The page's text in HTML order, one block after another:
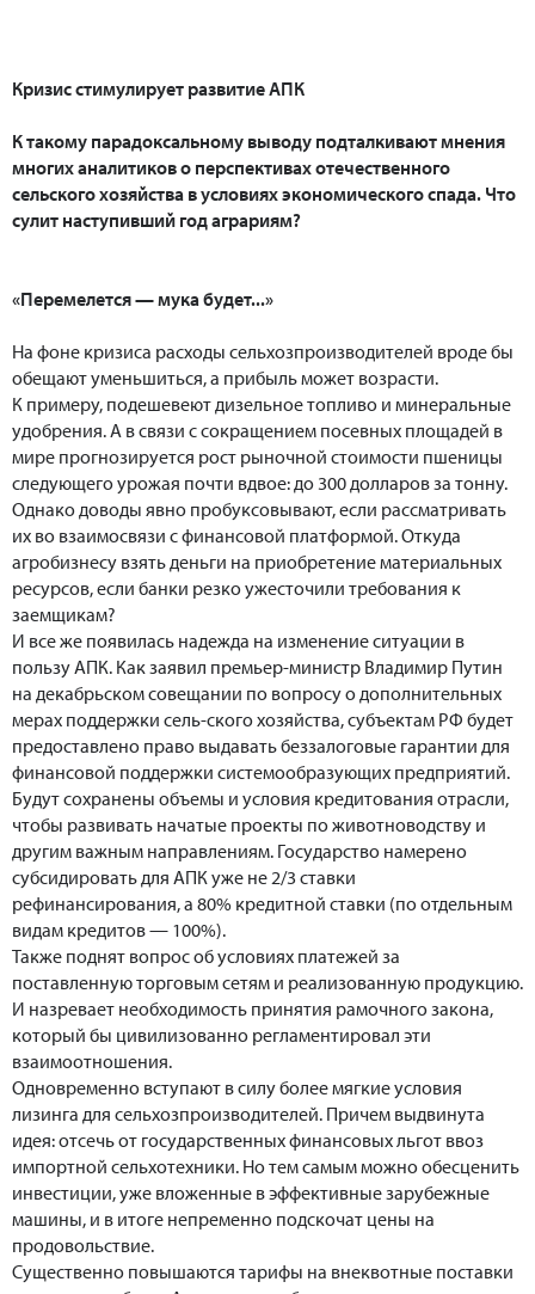
Кризис стимулирует развитие АПК
К такому парадоксальному выводу подталкивают мнения
многих аналитиков о перспективах отечественного
сельского хозяйства в условиях экономического спада. Что
сулит наступивший год аграриям?
«Перемелется — мука будет...»
На фоне кризиса расходы сельхозпроизводителей вроде бы
обещают уменьшиться, а прибыль может возрасти.
К примеру, подешевеют дизельное топливо и минеральные
удобрения. А в связи с сокращением посевных площадей в
мире прогнозируется рост рыночной стоимости пшеницы
следующего урожая почти вдвое: до 300 долларов за тонну.
Однако доводы явно пробуксовывают, если рассматривать
их во взаимосвязи с финансовой платформой. Откуда
агробизнесу взять деньги на приобретение материальных
ресурсов, если банки резко ужесточили требования к
заемщикам?
И все же появилась надежда на изменение ситуации в
пользу АПК. Как заявил премьер-министр Владимир Путин
на декабрьском совещании по вопросу о дополнительных
мерах поддержки сель-ского хозяйства, субъектам РФ будет
предоставлено право выдавать беззалоговые гарантии для
финансовой поддержки системообразующих предприятий.
Будут сохранены объемы и условия кредитования отрасли,
чтобы развивать начатые проекты по животноводству и
другим важным направлениям. Государство намерено
субсидировать для АПК уже не 2/3 ставки
рефинансирования, а 80% кредитной ставки (по отдельным
видам кредитов — 100%).
Также поднят вопрос об условиях платежей за
поставленную торговым сетям и реализованную продукцию.
И назревает необходимость принятия рамочного закона,
который бы цивилизованно регламентировал эти
взаимоотношения.
Одновременно вступают в силу более мягкие условия
лизинга для сельхозпроизводителей. Причем выдвинута
идея: отсечь от государственных финансовых льгот ввоз
импортной сельхотехники. Но тем самым можно обесценить
инвестиции, уже вложенные в эффективные зарубежные
машины, и в итоге непременно подскочат цены на
продовольствие.
Существенно повышаются тарифы на внеквотные поставки